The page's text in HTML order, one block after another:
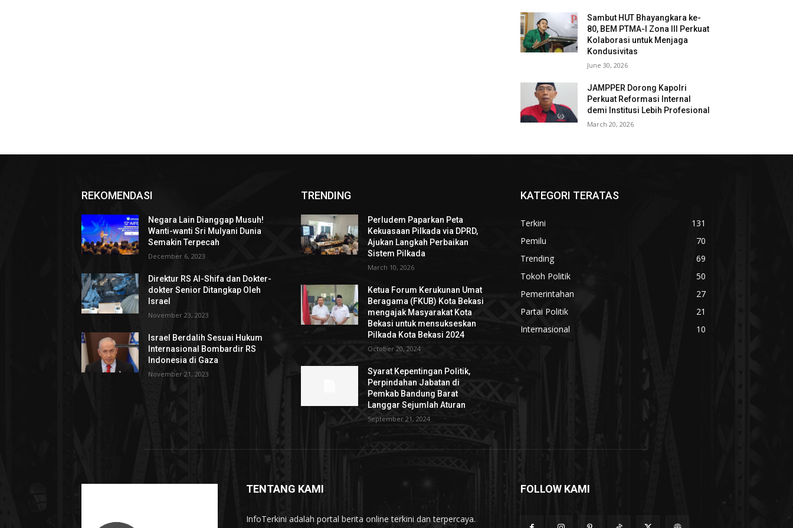
Sambut HUT Bhayangkara ke-
80, BEM PTMA-I Zona III Perkuat
Kolaborasi untuk Menjaga
Kondusivitas
June 30, 2026
JAMPPER Dorong Kapolri
Perkuat Reformasi Internal
demi Institusi Lebih Profesional
March 20, 2026
REKOMENDASI
Negara Lain Dianggap Musuh!
Wanti-wanti Sri Mulyani Dunia
Semakin Terpecah
December 6, 2023
Direktur RS Al-Shifa dan Dokter-
dokter Senior Ditangkap Oleh
Israel
November 23, 2023
Israel Berdalih Sesuai Hukum
Internasional Bombardir RS
Indonesia di Gaza
November 21, 2023
TRENDING
Perludem Paparkan Peta
Kekuasaan Pilkada via DPRD,
Ajukan Langkah Perbaikan
Sistem Pilkada
March 10, 2026
Ketua Forum Kerukunan Umat
Beragama (FKUB) Kota Bekasi
mengajak Masyarakat Kota
Bekasi untuk mensukseskan
Pilkada Kota Bekasi 2024
October 20, 2024
Syarat Kepentingan Politik,
Perpindahan Jabatan di
Pemkab Bandung Barat
Langgar Sejumlah Aturan
September 21, 2024
KATEGORI TERATAS
Terkini
131
Pemilu
70
Trending
69
Tokoh Politik
50
Pemerintahan
27
Partai Politik
21
Internasional
10
TENTANG KAMI
InfoTerkini adalah portal berita online terkini dan terpercaya.
FOLLOW KAMI